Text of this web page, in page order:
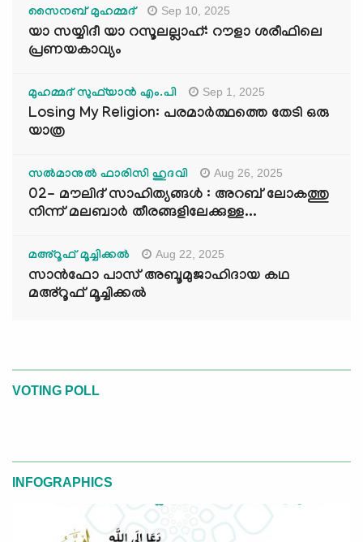
സൈനബ് മുഹമ്മദ് Sep 10, 2025
യാ സയ്യിദീ യാ റസൂലല്ലാഹ്: റൗളാ ശരീഫിലെ
പ്രണയകാവ്യം
മുഹമ്മദ് സുഫ്‌യാൻ എം.പി Sep 1, 2025
Losing My Religion: പരമാർത്ഥത്തെ തേടി ഒരു
യാത്ര
സൽമാനുൽ ഫാരിസി ഹുദവി Aug 26, 2025
02- മൗലിദ് സാഹിത്യങ്ങൾ : അറബ് ലോകത്തു
നിന്ന് മലബാർ തീരങ്ങളിലേക്കുള്ള...
മഅ്റൂഫ് മൂച്ചിക്കല്‍ Aug 22, 2025
സാൻഫോ പാസ് അബൂമുജാഹിദായ കഥ
മഅ്റൂഫ് മൂച്ചിക്കല്‍
VOTING POLL
INFOGRAPHICS